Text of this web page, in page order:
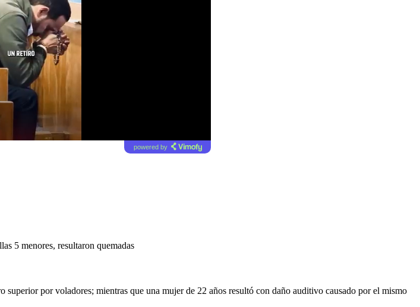
powered by
5 menores, resultaron quemadas
por voladores; mientras que una mujer de 22 años resultó con daño auditivo causado por el mismo